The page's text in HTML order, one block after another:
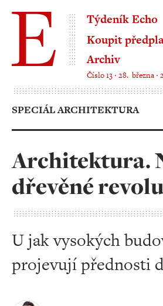
Týdeník Echo
Koupit
Archiv
Číslo 13 ‧ 28. března ‧
SPECIÁL ARCHITEKTURA
Architektura.
dřevěné
U jak vysokých
projevují přednosti